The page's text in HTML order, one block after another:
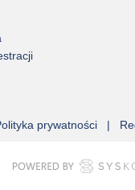
prywatności